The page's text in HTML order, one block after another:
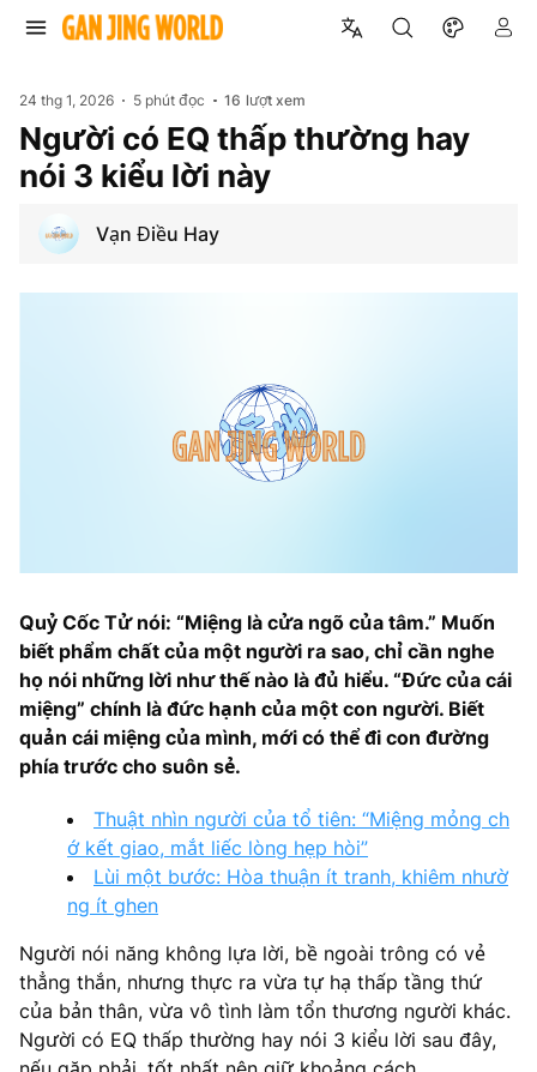
24 thg 1, 2026 5 phút đọc 16 lượt xem
Người có EQ thấp thường hay
nói 3 kiểu lời này
Vạn Điều Hay
Quỷ Cốc Tử nói: “Miệng là cửa ngõ của tâm.” Muốn
biết phẩm chất của một người ra sao, chỉ cần nghe
họ nói những lời như thế nào là đủ hiểu. “Đức của cái
miệng” chính là đức hạnh của một con người. Biết
quản cái miệng của mình, mới có thể đi con đường
phía trước cho suôn sẻ.
Thuật nhìn người của tổ tiên: “Miệng mỏng ch
ớ kết giao, mắt liếc lòng hẹp hòi”
Lùi một bước: Hòa thuận ít tranh, khiêm nhườ
ng ít ghen
Người nói năng không lựa lời, bề ngoài trông có vẻ
thẳng thắn, nhưng thực ra vừa tự hạ thấp tầng thứ
của bản thân, vừa vô tình làm tổn thương người khác.
Người có EQ thấp thường hay nói 3 kiểu lời sau đây,